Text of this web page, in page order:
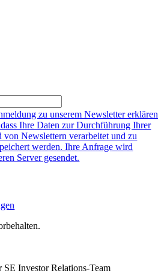
zu unserem Newsletter erklären
Ihre Daten zur Durchführung Ihrer
Newslettern verarbeitet und zu
werden. Ihre Anfrage wird
Server gesendet.
Investor Relations-Team